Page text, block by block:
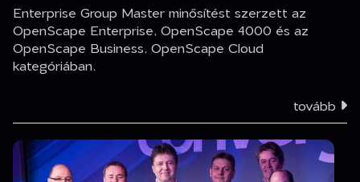
Enterprise Group Master minősítést szerzett az
OpenScape Enterprise, OpenScape 4000 és az
OpenScape Business, OpenScape Cloud
kategóriában.
tovább